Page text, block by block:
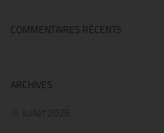
COMMENTAIRES RÉCENTS
ARCHIVES
juillet 2026